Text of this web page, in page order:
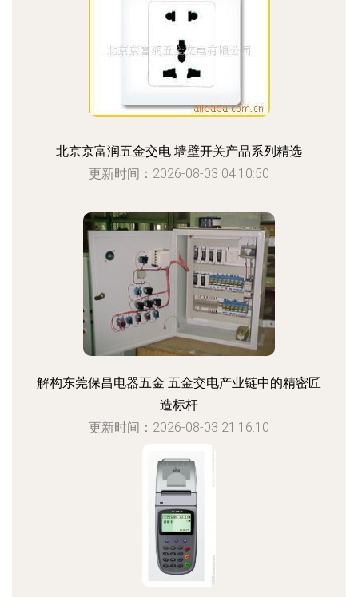
用品;宝剑牌高级万能胶;香港蓝鲸脱模剂;银晶脱模
更新时间：2026-08-03 14:53:10
北京京富润五金交电 墙壁开关产品系列精选
更新时间：2026-08-03 04:10:50
解构东莞保昌电器五金 五金交电产业链中的精密匠
造标杆
更新时间：2026-08-03 21:16:10